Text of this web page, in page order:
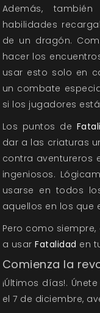
Además,
habilidades
de un dragón.
hacer los
usar esto solo en
un combate
si los jugadores
Los puntos de
dar a las criaturas
contra aventureros
ingeniosos.
usarse en todos
aquellos en los que
Pero como
a usar Fatalidad en
Comienza la
¡Últimos días!.
el 7 de diciembre,